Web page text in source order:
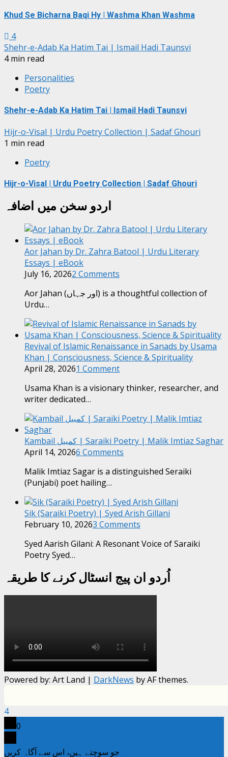
Khud Se Bicharna Baqi Hy | Washma Khan Washma
4
Shehr-e-Adab Ka Hatim Tai | Ismail Hadi Taunsvi
4 min read
Personalities
Poetry
Shehr-e-Adab Ka Hatim Tai | Ismail Hadi Taunsvi
Hijr-o-Visal | Urdu Poetry Collection | Sadaf Ghouri
1 min read
Poetry
Hijr-o-Visal | Urdu Poetry Collection | Sadaf Ghouri
اردو سخن میں اضافہ
Aor Jahan by Dr. Zahra Batool | Urdu Literary
Essays | eBook
July 16, 20262 Comments
Aor Jahan (اور جہاں) is a thoughtful collection of
Urdu…
Revival of Islamic Renaissance in Sanads by Usama
Khan | Consciousness, Science & Spirituality
April 28, 20261 Comment
Usama Khan is a visionary thinker, researcher, and
writer dedicated…
Kambail کمبیل | Saraiki Poetry | Malik Imtiaz Saghar
April 14, 20266 Comments
Malik Imtiaz Sagar is a distinguished Seraiki
(Punjabi) poet hailing…
Sik (Saraiki Poetry) | Syed Arish Gillani
February 10, 20263 Comments
Syed Aarish Gilani: A Resonant Voice of Saraiki
Poetry Syed…
اُردو ان پیج انسٹال کرنے کا طریقہ
Powered by: Art Land | DarkNews by AF themes.
4
0
جو سوچتے ہیں، اس سے آگاہ کریں